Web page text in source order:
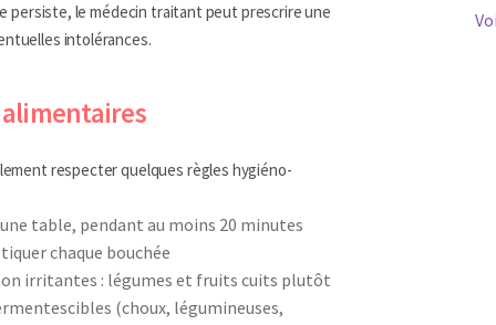
persiste, le médecin traitant peut prescrire une
intolérances.
respecter quelques règles hygiéno-
table, pendant au moins 20 minutes
chaque bouchée
irritantes : légumes et fruits cuits plutôt
(choux, légumineuses,